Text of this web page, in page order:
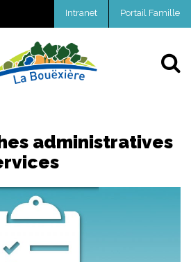
Intranet Portail Famille
administratives